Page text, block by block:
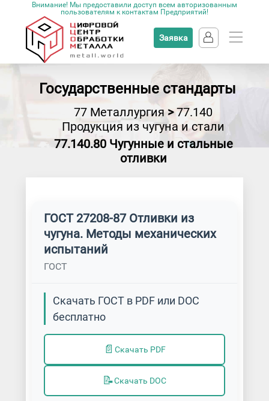
Внимание! Мы предоставили доступ всем авторизованным
пользователям к контактам Предприятий!
Заявка
Государственные стандарты
77 Металлургия >77.140
Продукция из чугуна и стали
77.140.80 Чугунные и стальные
отливки
ГОСТ 27208-87 Отливки из
чугуна. Методы механических
испытаний
ГОСТ
Скачать ГОСТ в PDF или DOC
бесплатно
📄 Скачать PDF
📝Скачать DOC